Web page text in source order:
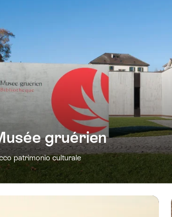
gruérien
patrimonio culturale